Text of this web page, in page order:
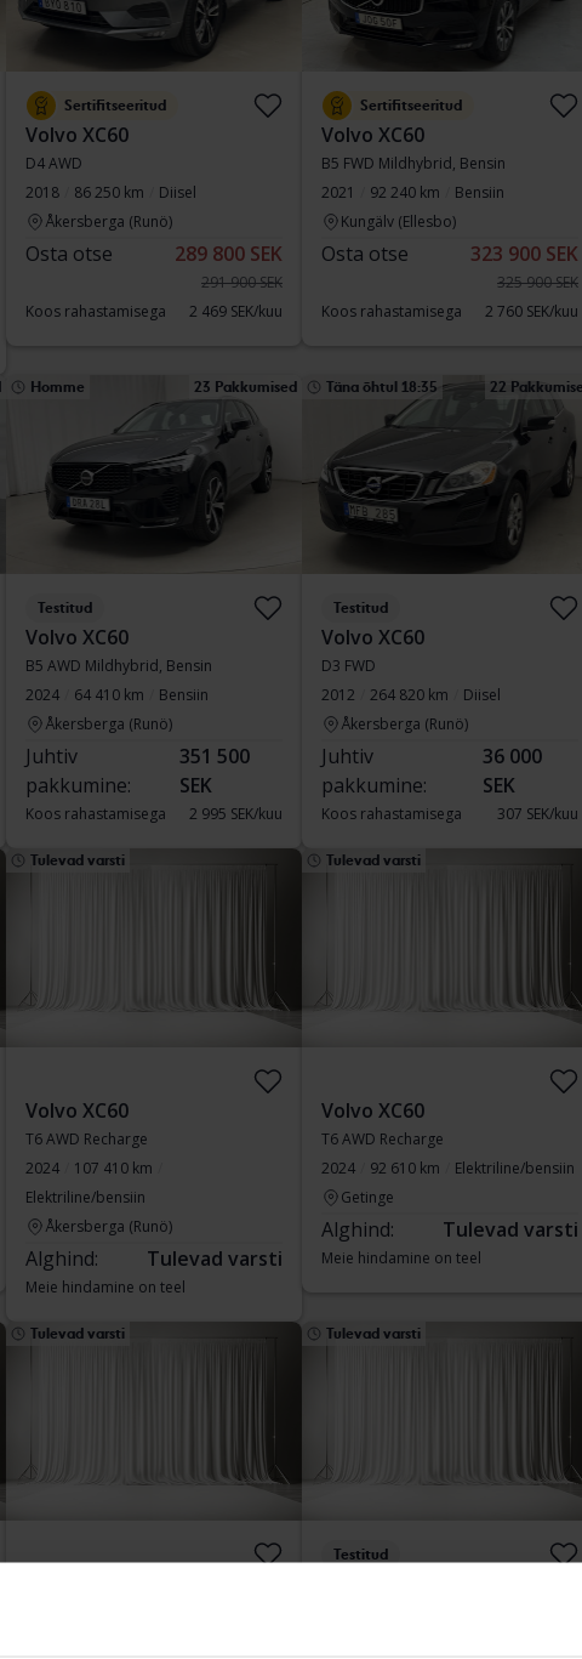
Sertifitseeritud
Volvo XC60
D4 AWD
2018
86 250 km
Diisel
Åkersberga (Runö)
Osta otse 289 800 SEK
291 900 SEK
Koos rahastamisega
2 469 SEK/kuu
Sertifitseeritud
Volvo XC60
B5 FWD Mildhybrid, Bensin
2021
92 240 km
Bensiin
Kungälv (Ellesbo)
Osta otse 323 900 SEK
325 900 SEK
Koos rahastamisega
2 760 SEK/kuu
Homme 23 Pakkumised
Testitud
Volvo XC60
B5 AWD Mildhybrid, Bensin
2024
64 410 km
Bensiin
Åkersberga (Runö)
Juhtiv
pakkumine:
351 500
SEK
Koos rahastamisega 2 995 SEK/kuu
Täna õhtul 18:35 22
Testitud
Volvo XC60
D3 FWD
2012
264 820 km
Diisel
Åkersberga (Runö)
Juhtiv
pakkumine:
36 000
SEK
Koos rahastamisega 307 SEK/kuu
Tulevad varsti
Volvo XC60
T6 AWD Recharge
2024
107 410 km
Elektriline/bensiin
Åkersberga (Runö)
Alghind: Tulevad varsti
Meie hindamine on teel
Tulevad varsti
Volvo XC60
T6 AWD Recharge
2024
92 610 km
Elektriline/bensiin
Getinge
Alghind: Tulevad varsti
Meie hindamine on teel
Tulevad varsti Tulevad varsti
Testitud